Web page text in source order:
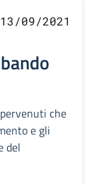
13/09/2021
che
e gli
del